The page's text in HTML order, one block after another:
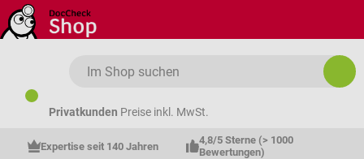
Zum Hauptinhalt springen
Privatkunden Preise inkl. MwSt.
Expertise seit 140 Jahren
4,8/5 Sterne (> 1000
Bewertungen)